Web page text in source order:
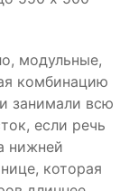
модульные,
комбинацию
занимали всю
если речь
нижней
которая